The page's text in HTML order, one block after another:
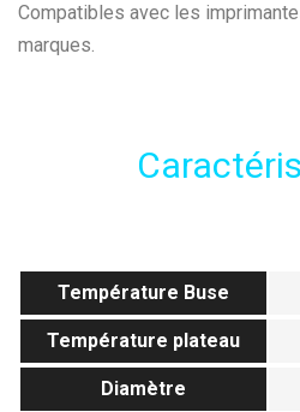
Compatibles avec les
marques.
Température Buse
Température plateau
Diamètre